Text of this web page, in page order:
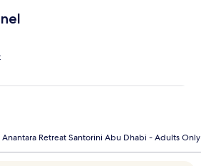
Anantara Retreat Santorini Abu Dhabi - Adults Only